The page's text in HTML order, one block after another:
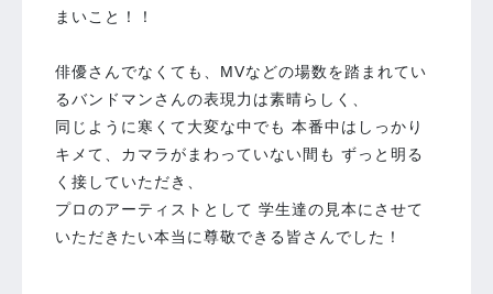
まいこと！！
俳優さんでなくても、MVなどの場数を踏まれてい
るバンドマンさんの表現力は素晴らしく、
同じように寒くて大変な中でも 本番中はしっかり
キメて、カマラがまわっていない間も ずっと明る
く接していただき、
プロのアーティストとして 学生達の見本にさせて
いただきたい本当に尊敬できる皆さんでした！